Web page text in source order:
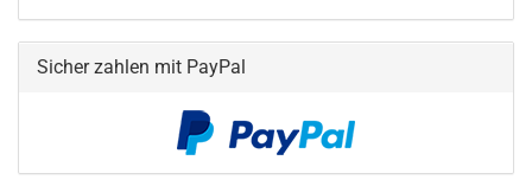
Sicher zahlen mit PayPal